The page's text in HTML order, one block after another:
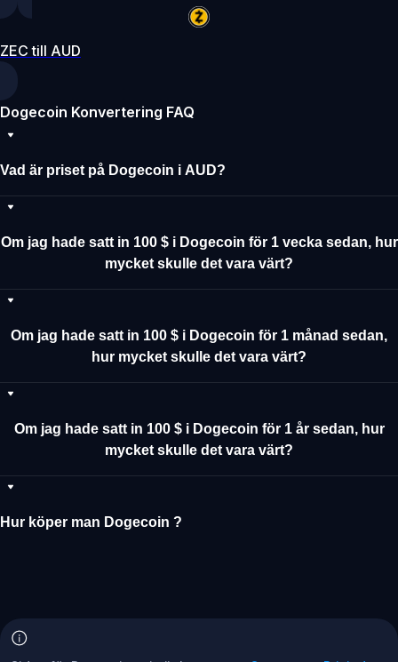
ZEC till AUD
Dogecoin Konvertering FAQ
Vad är priset på Dogecoin i AUD?
Om jag hade satt in 100 $ i Dogecoin för 1 vecka sedan, hur
mycket skulle det vara värt?
Om jag hade satt in 100 $ i Dogecoin för 1 månad sedan,
hur mycket skulle det vara värt?
Om jag hade satt in 100 $ i Dogecoin för 1 år sedan, hur
mycket skulle det vara värt?
Hur köper man Dogecoin ?